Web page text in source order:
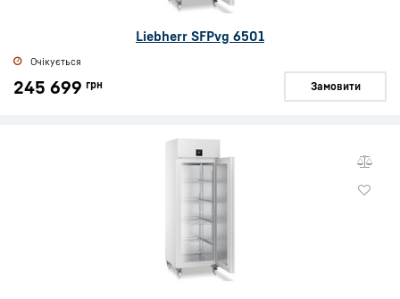
Liebherr SFPvg 6501
Очікується
245 699 грн Замовити